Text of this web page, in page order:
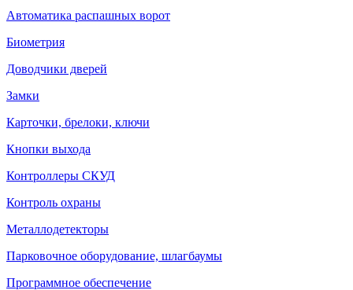
Автоматика распашных ворот
Биометрия
Доводчики дверей
Замки
Карточки, брелоки, ключи
Кнопки выхода
Контроллеры СКУД
Контроль охраны
Металлодетекторы
Парковочное оборудование, шлагбаумы
Программное обеспечение